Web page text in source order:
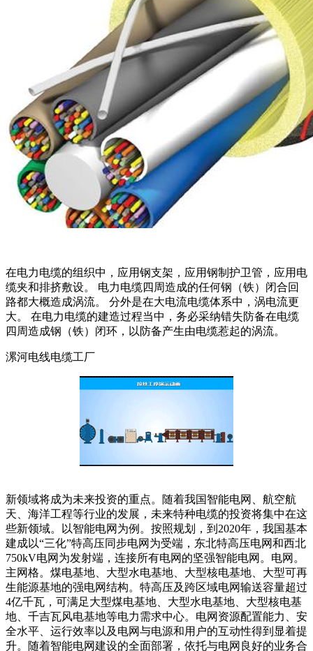
在电力电缆的组织中，应用钢支架，应用钢制护卫管，应用电
缆夹和排挤敷设。 电力电缆四周造成的任何钢（铁）闭合回
路都大概造成涡流。 分外是在大电流电缆体系中，涡电流更
大。 在电力电缆的建造过程当中，务必采纳错失防备在电缆
四周造成钢（铁）闭环，以防备产生由电缆惹起的涡流。
漯河电线电缆工厂
新领域将成为未来投资的重点。随着我国智能电网、航空航
天、海洋工程等行业的发展，未来特种电缆的投资将集中在这
些新领域。以智能电网为例。按照规划，到2020年，我国基本
建成以“三化”特高压同步电网为受端，东北特高压电网和西北
750kV电网为发射端，连接所有电网的坚强智能电网。电网。
主网格。煤电基地、大型水电基地、大型核电基地、大型可再
生能源基地的强电网结构。特高压及跨区域电网输送容量超过
4亿千瓦，可满足大型煤电基地、大型水电基地、大型核电基
地、千吉瓦风电基地等电力需求中心。电网资源配置能力、安
全水平、运行效率以及电网与电源和用户的互动性得到显着提
升。随着智能电网建设的全面部署，依托与电网良好的业务合